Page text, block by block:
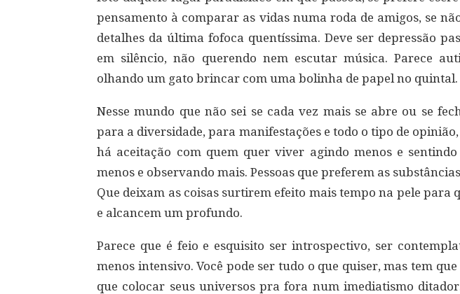
pensamento à comparar as vidas numa roda de amigos, se
detalhes da última fofoca quentíssima. Deve ser depressão
em silêncio, não querendo nem escutar música. Parece
olhando um gato brincar com uma bolinha de papel no quintal.
Nesse mundo que não sei se cada vez mais se abre ou se
para a diversidade, para manifestações e todo o tipo de
há aceitação com quem quer viver agindo menos e
menos e observando mais. Pessoas que preferem as
Que deixam as coisas surtirem efeito mais tempo na pele para
e alcancem um profundo.
Parece que é feio e esquisito ser introspectivo, ser
menos intensivo. Você pode ser tudo o que quiser, mas tem
que colocar seus universos pra fora num imediatismo